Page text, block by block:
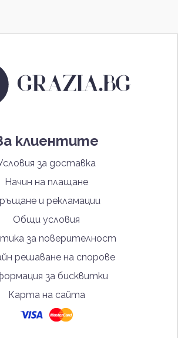
клиентите
за доставка
Начин на плащане
и рекламации
Общи условия
за поверителност
решаване на спорове
за бисквитки
Карта на сайта